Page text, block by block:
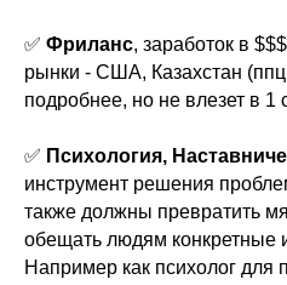
✅ Фриланс, заработок в
рынки - США, Казахстан (ппц
подробнее, но не влезет в 1
✅ Психология,
инструмент решения
также должны превратить
обещать людям конкретные
Например как психолог для